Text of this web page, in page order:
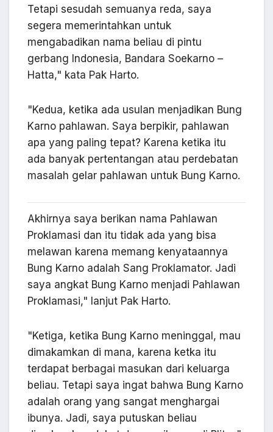
Tetapi sesudah semuanya reda, saya
segera memerintahkan untuk
mengabadikan nama beliau di pintu
gerbang Indonesia, Bandara Soekarno –
Hatta," kata Pak Harto.
"Kedua, ketika ada usulan menjadikan Bung
Karno pahlawan. Saya berpikir, pahlawan
apa yang paling tepat? Karena ketika itu
ada banyak pertentangan atau perdebatan
masalah gelar pahlawan untuk Bung Karno.
Akhirnya saya berikan nama Pahlawan
Proklamasi dan itu tidak ada yang bisa
melawan karena memang kenyataannya
Bung Karno adalah Sang Proklamator. Jadi
saya angkat Bung Karno menjadi Pahlawan
Proklamasi," lanjut Pak Harto.
"Ketiga, ketika Bung Karno meninggal, mau
dimakamkan di mana, karena ketka itu
terdapat berbagai masukan dari keluarga
beliau. Tetapi saya ingat bahwa Bung Karno
adalah orang yang sangat menghargai
ibunya. Jadi, saya putuskan beliau